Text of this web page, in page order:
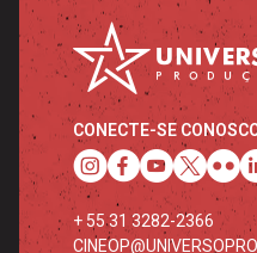
CONECTE-SE
+ 55 31 3282-2366